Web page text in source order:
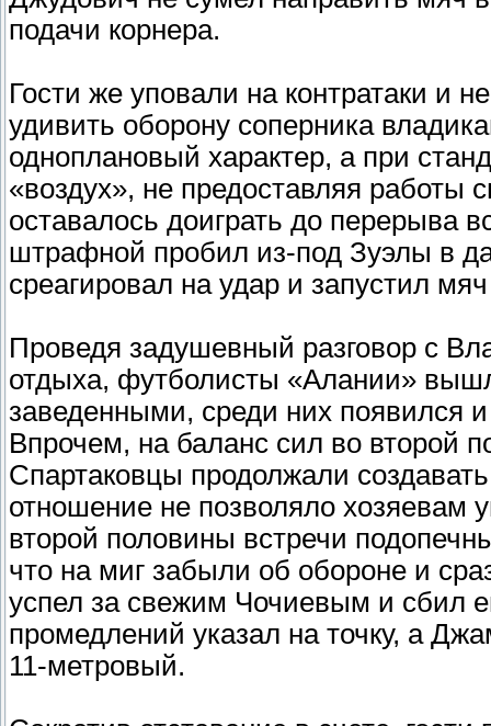
подачи корнера.
Гости же уповали на контратаки и
удивить оборону соперника
одноплановый характер, а при
«воздух», не предоставляя работы
оставалось доиграть до перерыва
штрафной пробил из-под Зуэлы в
среагировал на удар и запустил мяч
Проведя задушевный разговор с
отдыха, футболисты «Алании»
заведенными, среди них появился
Впрочем, на баланс сил во второй
Спартаковцы продолжали
отношение не позволяло хозяевам
второй половины встречи
что на миг забыли об обороне и
успел за свежим Чочиевым и сбил
промедлений указал на точку, а
11-метровый.